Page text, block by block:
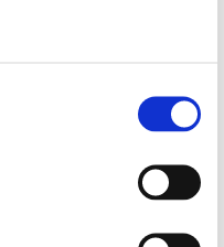
Vibe POWERBOX65.4BMW1